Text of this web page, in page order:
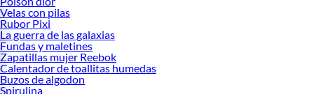
Velas con pilas
Rubor Pixi
La guerra de las galaxias
Fundas y maletines
Zapatillas mujer Reebok
Calentador de toallitas humedas
Buzos de algodon
Spirulina